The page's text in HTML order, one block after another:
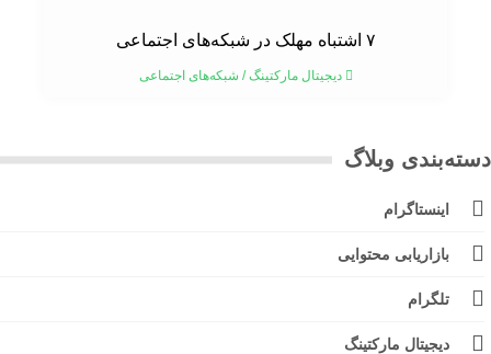
دیجیتال مارکتینگ/شبکه‌های اجتماعی
وبلاگ
اینستاگرام
بازاریابی محتوایی
تلگرام
دیجیتال مارکتینگ